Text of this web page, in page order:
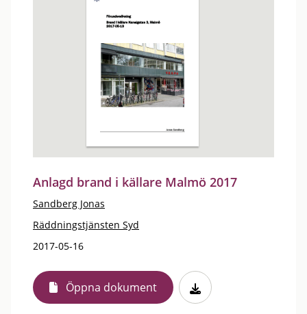
Anlagd brand i källare Malmö 2017
Sandberg Jonas
Räddningstjänsten Syd
2017-05-16
Öppna dokument